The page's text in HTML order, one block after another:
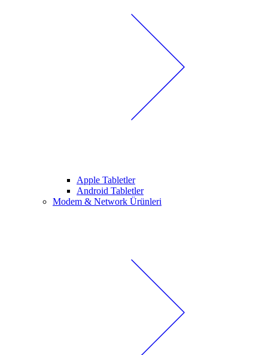
Apple Tabletler
Android Tabletler
Modem & Network Ürünleri